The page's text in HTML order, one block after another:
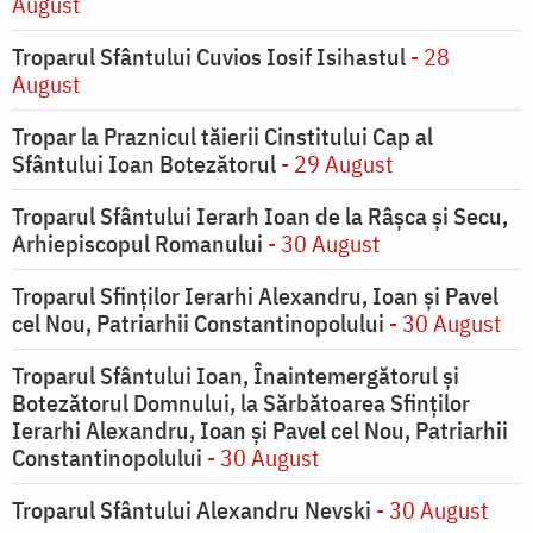
Troparul Sfântului Cuvios Iosif Isihastul- 28
August
Tropar la Praznicul tăierii Cinstitului Cap al
Sfântului Ioan Botezătorul- 29 August
Troparul Sfântului Ierarh Ioan de la Râşca şi Secu,
Arhiepiscopul Romanului - 30 August
Troparul Sfinţilor Ierarhi Alexandru, Ioan şi Pavel
cel Nou, Patriarhii Constantinopolului - 30 August
Troparul Sfântului Ioan, Înaintemergătorul şi
Botezătorul Domnului, la Sărbătoarea Sfinţilor
Ierarhi Alexandru, Ioan şi Pavel cel Nou, Patriarhii
Constantinopolului - 30 August
Troparul Sfântului Alexandru Nevski - 30 August